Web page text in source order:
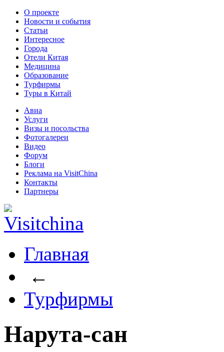
О проекте
Новости и события
Статьи
Интересное
Города
Отели Китая
Медицина
Образование
Турфирмы
Туры в Китай
Авиа
Услуги
Визы и посольства
Фотогалереи
Видео
Форум
Блоги
Реклама на VisitChina
Контакты
Партнеры
Главная
←
Турфирмы
Нарута-сан